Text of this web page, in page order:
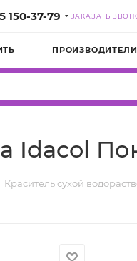
150-37-79 ЗАКАЗАТЬ
ПРОИЗВОДИТЕЛИ
Idacol
Краситель сухой